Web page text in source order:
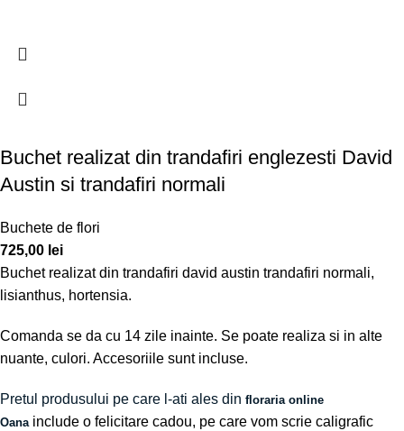
Buchet realizat din trandafiri englezesti David
Austin si trandafiri normali
Buchete de flori
725,00 lei
Buchet realizat din trandafiri david austin trandafiri normali,
lisianthus, hortensia.
Comanda se da cu 14 zile inainte. Se poate realiza si in alte
nuante, culori. Accesoriile sunt incluse.
Pretul produsului pe care l-ati ales din floraria online
Oana include o felicitare cadou, pe care vom scrie caligrafic